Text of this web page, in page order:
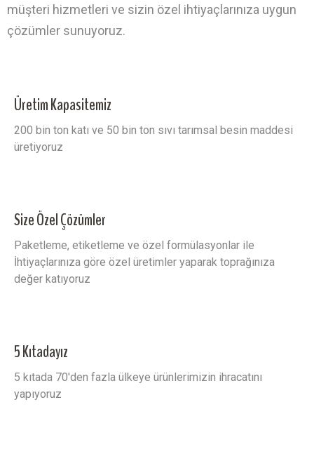
müşteri hizmetleri ve sizin özel ihtiyaçlarınıza uygun
çözümler sunuyoruz.
Üretim Kapasitemiz
200 bin ton katı ve 50 bin ton sıvı tarımsal besin maddesi
üretiyoruz
Size Özel Çözümler
Paketleme, etiketleme ve özel formülasyonlar ile
İhtiyaçlarınıza göre özel üretimler yaparak toprağınıza
değer katıyoruz
5 Kıtadayız
5 kıtada 70'den fazla ülkeye ürünlerimizin ihracatını
yapıyoruz